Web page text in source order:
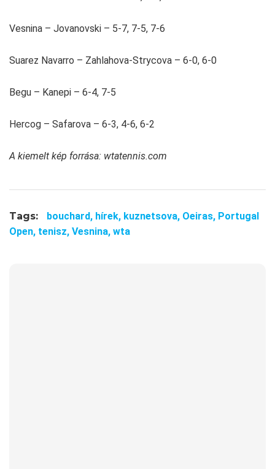
Vesnina – Jovanovski – 5-7, 7-5, 7-6
Suarez Navarro – Zahlahova-Strycova – 6-0, 6-0
Begu – Kanepi – 6-4, 7-5
Hercog – Safarova – 6-3, 4-6, 6-2
A kiemelt kép forrása: wtatennis.com
Tags: bouchard, hírek, kuznetsova, Oeiras, Portugal
Open, tenisz, Vesnina, wta